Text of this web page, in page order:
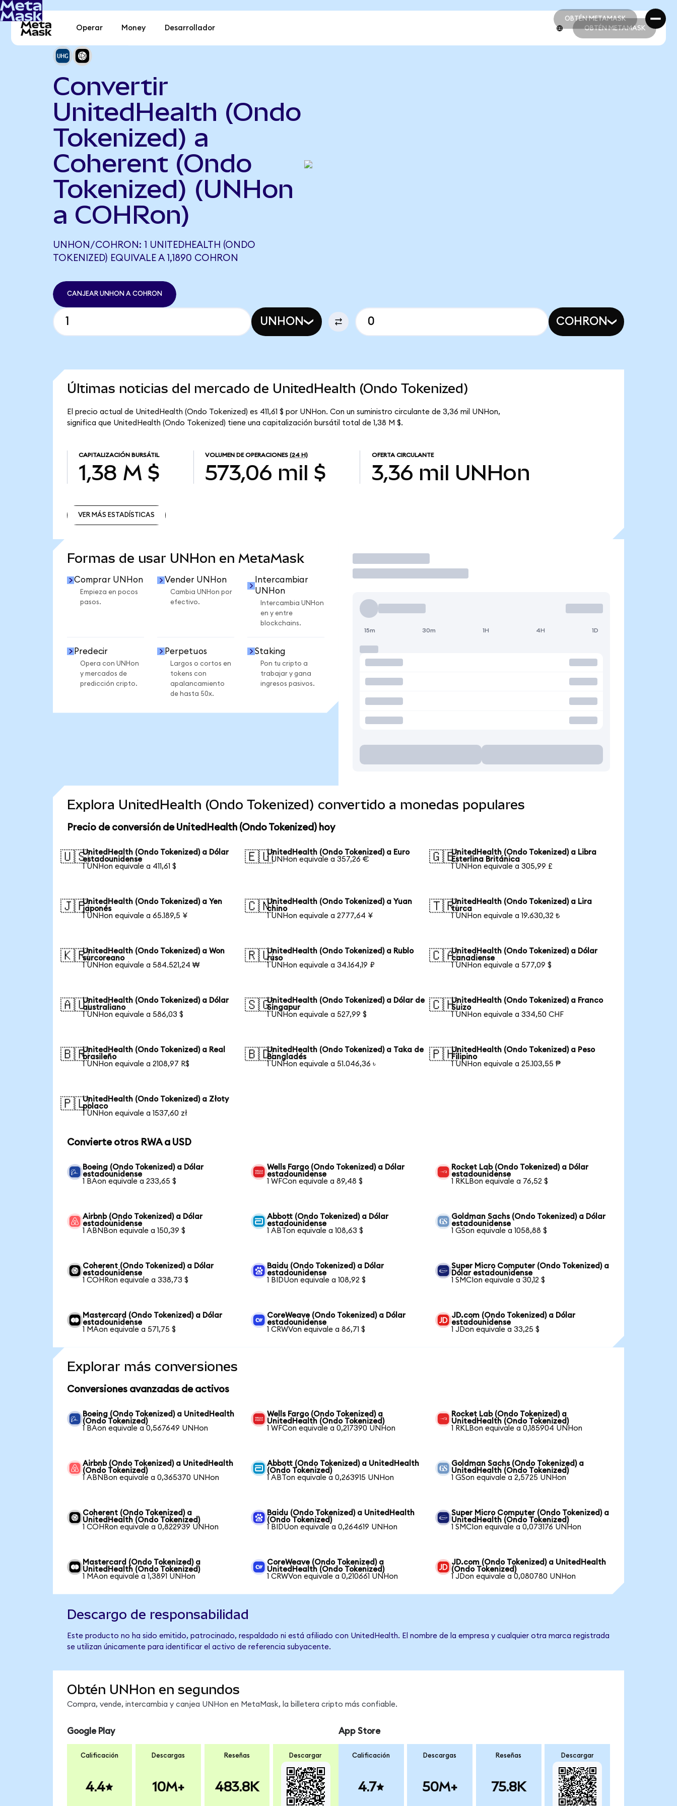
OBTÉN METAMASK
OBTÉN METAMASK
Operar Money Desarrollador OBTÉN METAMASK
Convertir
UnitedHealth (Ondo
Tokenized) a
Coherent (Ondo
Tokenized) (UNHon
a COHRon)
UNHON/COHRON: 1 UNITEDHEALTH (ONDO
TOKENIZED) EQUIVALE A 1,1890 COHRON
CANJEAR UNHON A COHRON
UNHON COHRON
Últimas noticias del mercado de UnitedHealth (Ondo Tokenized)
El precio actual de UnitedHealth (Ondo Tokenized) es 411,61 $ por UNHon. Con un suministro circulante de 3,36 mil UNHon,
significa que UnitedHealth (Ondo Tokenized) tiene una capitalización bursátil total de 1,38 M $.
CAPITALIZACIÓN BURSÁTIL
1,38 M $
VOLUMEN DE OPERACIONES (24 H)
573,06 mil $
OFERTA CIRCULANTE
3,36 mil UNHon
VER MÁS ESTADÍSTICAS
Formas de usar UNHon en MetaMask
Comprar UNHon
Empieza en pocos
pasos.
Vender UNHon
Cambia UNHon por
efectivo.
Intercambiar
UNHon
Intercambia UNHon
en y entre
blockchains.
Predecir
Opera con UNHon
y mercados de
predicción cripto.
Perpetuos
Largos o cortos en
tokens con
apalancamiento
de hasta 50x.
Staking
Pon tu cripto a
trabajar y gana
ingresos pasivos.
Operar
15m 30m 1H 4H 1D
Explora UnitedHealth (Ondo Tokenized) convertido a monedas populares
Precio de conversión de UnitedHealth (Ondo Tokenized) hoy
🇺🇸UnitedHealth (Ondo Tokenized) a Dólar
estadounidense
1 UNHon equivale a 411,61 $
🇪🇺UnitedHealth (Ondo Tokenized) a Euro
1 UNHon equivale a 357,26 €
🇬🇧UnitedHealth (Ondo Tokenized) a Libra
Esterlina Británica
1 UNHon equivale a 305,99 £
🇯🇵UnitedHealth (Ondo Tokenized) a Yen
japonés
1 UNHon equivale a 65.189,5 ¥
🇨🇳UnitedHealth (Ondo Tokenized) a Yuan
chino
1 UNHon equivale a 2777,64 ¥
🇹🇷UnitedHealth (Ondo Tokenized) a Lira
turca
1 UNHon equivale a 19.630,32 ₺
🇰🇷UnitedHealth (Ondo Tokenized) a Won
surcoreano
1 UNHon equivale a 584.521,24 ₩
🇷🇺UnitedHealth (Ondo Tokenized) a Rublo
ruso
1 UNHon equivale a 34.164,19 ₽
🇨🇦UnitedHealth (Ondo Tokenized) a Dólar
canadiense
1 UNHon equivale a 577,09 $
🇦🇺UnitedHealth (Ondo Tokenized) a Dólar
australiano
1 UNHon equivale a 586,03 $
🇸🇬UnitedHealth (Ondo Tokenized) a Dólar de
Singapur
1 UNHon equivale a 527,99 $
🇨🇭UnitedHealth (Ondo Tokenized) a Franco
Suizo
1 UNHon equivale a 334,50 CHF
🇧🇷UnitedHealth (Ondo Tokenized) a Real
brasileño
1 UNHon equivale a 2108,97 R$
🇧🇩UnitedHealth (Ondo Tokenized) a Taka de
Bangladés
1 UNHon equivale a 51.046,36 ৳
🇵🇭UnitedHealth (Ondo Tokenized) a Peso
Filipino
1 UNHon equivale a 25.103,55 ₱
🇵🇱UnitedHealth (Ondo Tokenized) a Złoty
polaco
1 UNHon equivale a 1537,60 zł
Convierte otros RWA a USD
Boeing (Ondo Tokenized) a Dólar
estadounidense
1 BAon equivale a 233,65 $
Wells Fargo (Ondo Tokenized) a Dólar
estadounidense
1 WFCon equivale a 89,48 $
Rocket Lab (Ondo Tokenized) a Dólar
estadounidense
1 RKLBon equivale a 76,52 $
Airbnb (Ondo Tokenized) a Dólar
estadounidense
1 ABNBon equivale a 150,39 $
Abbott (Ondo Tokenized) a Dólar
estadounidense
1 ABTon equivale a 108,63 $
Goldman Sachs (Ondo Tokenized) a Dólar
estadounidense
1 GSon equivale a 1058,88 $
Coherent (Ondo Tokenized) a Dólar
estadounidense
1 COHRon equivale a 338,73 $
Baidu (Ondo Tokenized) a Dólar
estadounidense
1 BIDUon equivale a 108,92 $
Super Micro Computer (Ondo Tokenized) a
Dólar estadounidense
1 SMCIon equivale a 30,12 $
Mastercard (Ondo Tokenized) a Dólar
estadounidense
1 MAon equivale a 571,75 $
CoreWeave (Ondo Tokenized) a Dólar
estadounidense
1 CRWVon equivale a 86,71 $
JD.com (Ondo Tokenized) a Dólar
estadounidense
1 JDon equivale a 33,25 $
Explorar más conversiones
Conversiones avanzadas de activos
Boeing (Ondo Tokenized) a UnitedHealth
(Ondo Tokenized)
1 BAon equivale a 0,567649 UNHon
Wells Fargo (Ondo Tokenized) a
UnitedHealth (Ondo Tokenized)
1 WFCon equivale a 0,217390 UNHon
Rocket Lab (Ondo Tokenized) a
UnitedHealth (Ondo Tokenized)
1 RKLBon equivale a 0,185904 UNHon
Airbnb (Ondo Tokenized) a UnitedHealth
(Ondo Tokenized)
1 ABNBon equivale a 0,365370 UNHon
Abbott (Ondo Tokenized) a UnitedHealth
(Ondo Tokenized)
1 ABTon equivale a 0,263915 UNHon
Goldman Sachs (Ondo Tokenized) a
UnitedHealth (Ondo Tokenized)
1 GSon equivale a 2,5725 UNHon
Coherent (Ondo Tokenized) a
UnitedHealth (Ondo Tokenized)
1 COHRon equivale a 0,822939 UNHon
Baidu (Ondo Tokenized) a UnitedHealth
(Ondo Tokenized)
1 BIDUon equivale a 0,264619 UNHon
Super Micro Computer (Ondo Tokenized) a
UnitedHealth (Ondo Tokenized)
1 SMCIon equivale a 0,073176 UNHon
Mastercard (Ondo Tokenized) a
UnitedHealth (Ondo Tokenized)
1 MAon equivale a 1,3891 UNHon
CoreWeave (Ondo Tokenized) a
UnitedHealth (Ondo Tokenized)
1 CRWVon equivale a 0,210661 UNHon
JD.com (Ondo Tokenized) a UnitedHealth
(Ondo Tokenized)
1 JDon equivale a 0,080780 UNHon
Descargo de responsabilidad
Este producto no ha sido emitido, patrocinado, respaldado ni está afiliado con UnitedHealth. El nombre de la empresa y cualquier otra marca registrada
se utilizan únicamente para identificar el activo de referencia subyacente.
Obtén UNHon en segundos
Compra, vende, intercambia y canjea UNHon en MetaMask, la billetera cripto más confiable.
Google Play
Calificación
4.4
Descargas
10M+
Reseñas
483.8K
Descargar
App Store
Calificación
4.7
Descargas
50M+
Reseñas
75.8K
Descargar